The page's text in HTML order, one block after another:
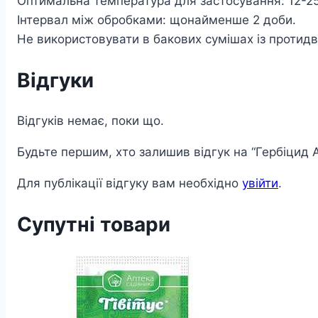
Інтервал між обробками: щонайменше 2 доби.
Не використовувати в бакових сумішах із
Відгуки
Відгуків немає, поки що.
Будьте першим, хто залишив відгук на “Гербіцид
Для публікації відгуку вам необхідно увійти.
Супутні товари